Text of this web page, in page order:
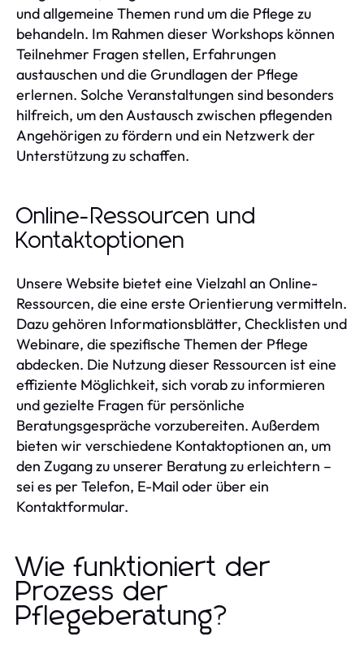
und allgemeine Themen rund um die Pflege zu
behandeln. Im Rahmen dieser Workshops können
Teilnehmer Fragen stellen, Erfahrungen
austauschen und die Grundlagen der Pflege
erlernen. Solche Veranstaltungen sind besonders
hilfreich, um den Austausch zwischen pflegenden
Angehörigen zu fördern und ein Netzwerk der
Unterstützung zu schaffen.
Online-Ressourcen und
Kontaktoptionen
Unsere Website bietet eine Vielzahl an Online-
Ressourcen, die eine erste Orientierung vermitteln.
Dazu gehören Informationsblätter, Checklisten und
Webinare, die spezifische Themen der Pflege
abdecken. Die Nutzung dieser Ressourcen ist eine
effiziente Möglichkeit, sich vorab zu informieren
und gezielte Fragen für persönliche
Beratungsgespräche vorzubereiten. Außerdem
bieten wir verschiedene Kontaktoptionen an, um
den Zugang zu unserer Beratung zu erleichtern –
sei es per Telefon, E-Mail oder über ein
Kontaktformular.
Wie funktioniert der
Prozess der
Pflegeberatung?